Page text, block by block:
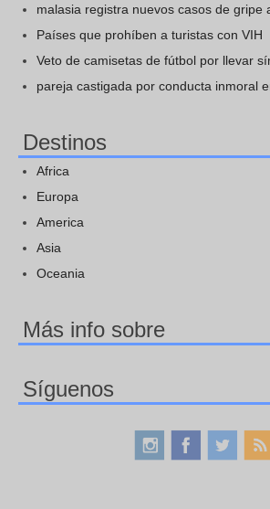
malasia registra nuevos casos de gripe
Países que prohíben a turistas con VIH
Veto de camisetas de fútbol por llevar
pareja castigada por conducta inmoral
Destinos
Africa
Europa
America
Asia
Oceania
Más info sobre
Síguenos